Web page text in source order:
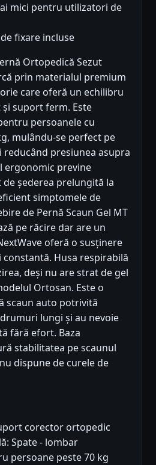
mici pentru utilizatori de
fixare incluse
Ortopedică Sezut
prin materialul premium
care oferă un echilibru
suport ferm. Este
persoanele cu
mulându-se perfect pe
presiunea asupra
ergonomic previne
șederea prelungită la
simptomele de
de Pernă Scaun Gel MT
pe răcire dar are un
oferă o susținere
Husa respirabilă
deși nu are strat de gel
Ortosan. Este o
scaun auto potrivită
lungi și au nevoie
fără efort. Baza
stabilitatea pe scaunul
dispune de curele de
corector ortopedic
Spate - lombar
persoane peste 70 kg